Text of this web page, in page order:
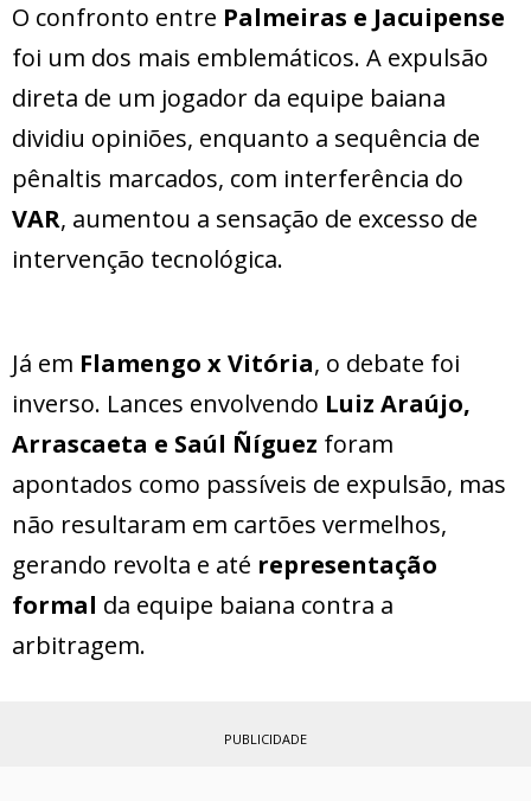
O confronto entre Palmeiras e Jacuipense
foi um dos mais emblemáticos. A expulsão
direta de um jogador da equipe baiana
dividiu opiniões, enquanto a sequência de
pênaltis marcados, com interferência do
VAR, aumentou a sensação de excesso de
intervenção tecnológica.
Já em Flamengo x Vitória, o debate foi
inverso. Lances envolvendo Luiz Araújo,
Arrascaeta e Saúl Ñíguez foram
apontados como passíveis de expulsão, mas
não resultaram em cartões vermelhos,
gerando revolta e até representação
formal da equipe baiana contra a
arbitragem.
PUBLICIDADE